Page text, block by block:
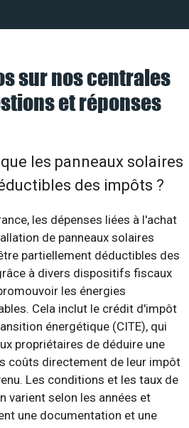
sur nos centrales
et réponses
les panneaux solaires
des impôts ?
les dépenses liées à l'achat
de panneaux solaires
partiellement déductibles des
à divers dispositifs fiscaux
les énergies
Cela inclut le crédit d'impôt
énergétique (CITE), qui
propriétaires de déduire une
coûts directement de leur impôt
Les conditions et les taux de
varient selon les années et
une documentation et une